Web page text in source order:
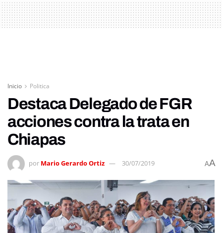
Inicio Politica
Destaca Delegado de FGR
acciones contra la trata en
Chiapas
por Mario Gerardo Ortiz 30/07/2019 AA